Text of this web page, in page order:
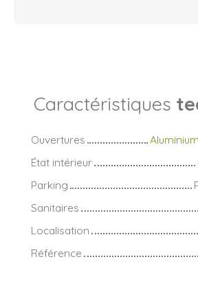
Caractéristiques
Ouvertures
État intérieur
Parking
Sanitaires
Localisation
Référence